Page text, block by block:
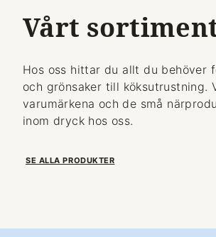
Vårt
Hos oss hittar du allt du behöver
och grönsaker till köksutrustning.
varumärkena och de små
inom dryck hos oss.
SE ALLA PRODUKTER